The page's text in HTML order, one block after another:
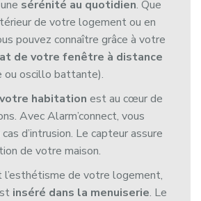
sérénité au quotidien. Que
de votre logement ou en
pouvez connaître grâce à votre
de votre fenêtre à distance
ou oscillo battante).
habitation est au cœur de
Avec Alarm’connect, vous
d’intrusion. Le capteur assure
de votre maison.
l’esthétisme de votre logement,
inséré dans la menuiserie. Le